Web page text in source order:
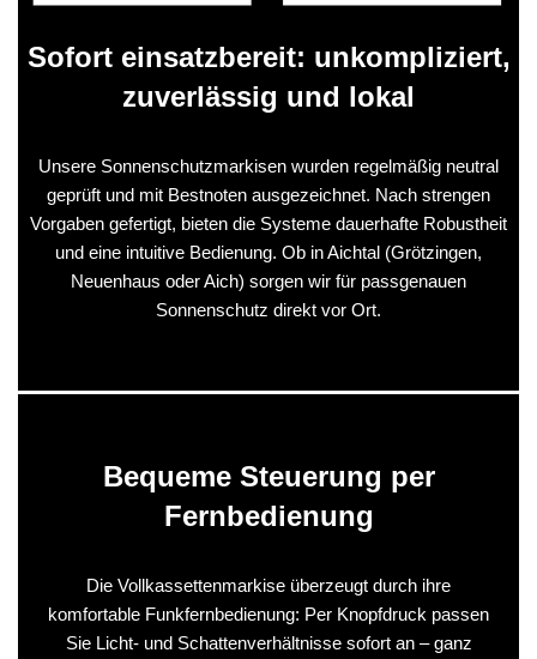
Sofort einsatzbereit: unkompliziert,
zuverlässig und lokal
Unsere Sonnenschutzmarkisen wurden regelmäßig neutral
geprüft und mit Bestnoten ausgezeichnet. Nach strengen
Vorgaben gefertigt, bieten die Systeme dauerhafte Robustheit
und eine intuitive Bedienung. Ob in Aichtal (Grötzingen,
Neuenhaus oder Aich) sorgen wir für passgenauen
Sonnenschutz direkt vor Ort.
Bequeme Steuerung per
Fernbedienung
Die Vollkassettenmarkise überzeugt durch ihre
komfortable Funkfernbedienung: Per Knopfdruck passen
Sie Licht- und Schattenverhältnisse sofort an – ganz